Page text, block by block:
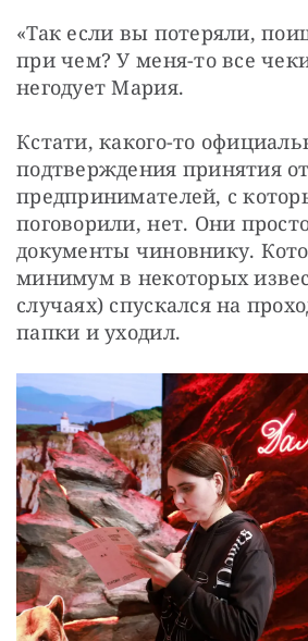
«Так если вы потеряли,
при чем? У меня-то все
негодует Мария.
Кстати, какого-то
подтверждения принятия
предпринимателей, с
поговорили, нет. Они
документы чиновнику.
минимум в некоторых
случаях) спускался на
папки и уходил.